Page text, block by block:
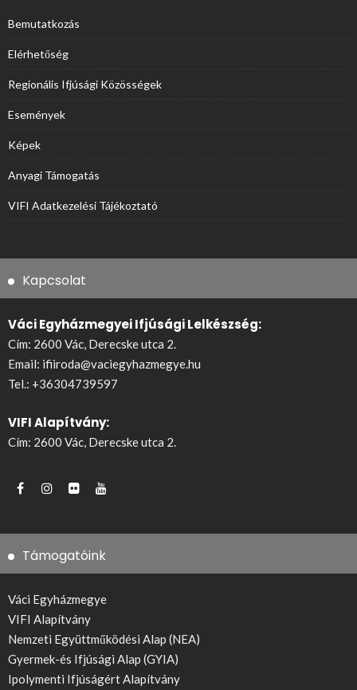
Bemutatkozás
Elérhetőség
Regionális Ifjúsági Közösségek
Események
Képek
Anyagi Támogatás
VIFI Adatkezelési Tájékoztató
Kapcsolat
Váci Egyházmegyei Ifjúsági Lelkészség:
Cím: 2600 Vác, Derecske utca 2.
Email: ifiiroda@vaciegyhazmegye.hu
Tel.: +36304739597
VIFI Alapítvány:
Cím: 2600 Vác, Derecske utca 2.
Támogatóink
Váci Egyházmegye
VIFI Alapítvány
Nemzeti Együttműködési Alap (NEA)
Gyermek-és Ifjúsági Alap (GYIA)
Ipolymenti Ifjúságért Alapítvány